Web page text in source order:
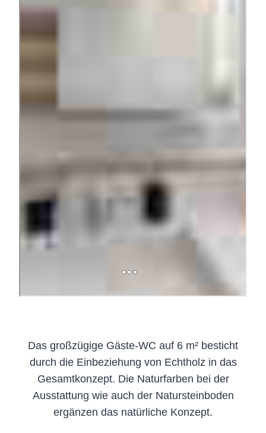
Das großzügige Gäste-WC auf 6 m² besticht
durch die Einbeziehung von Echtholz in das
Gesamtkonzept. Die Naturfarben bei der
Ausstattung wie auch der Natursteinboden
ergänzen das natürliche Konzept.